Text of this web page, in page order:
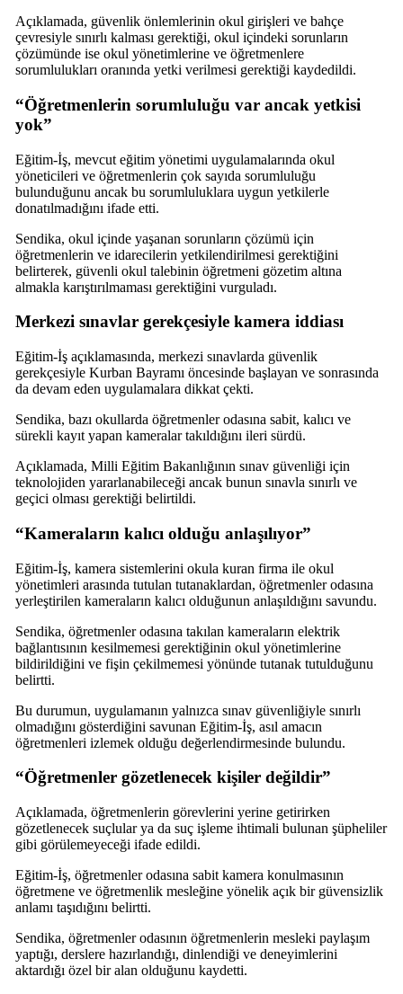
Açıklamada, güvenlik önlemlerinin okul girişleri ve bahçe
çevresiyle sınırlı kalması gerektiği, okul içindeki sorunların
çözümünde ise okul yönetimlerine ve öğretmenlere
sorumlulukları oranında yetki verilmesi gerektiği kaydedildi.
“Öğretmenlerin sorumluluğu var ancak yetkisi
yok”
Eğitim-İş, mevcut eğitim yönetimi uygulamalarında okul
yöneticileri ve öğretmenlerin çok sayıda sorumluluğu
bulunduğunu ancak bu sorumluluklara uygun yetkilerle
donatılmadığını ifade etti.
Sendika, okul içinde yaşanan sorunların çözümü için
öğretmenlerin ve idarecilerin yetkilendirilmesi gerektiğini
belirterek, güvenli okul talebinin öğretmeni gözetim altına
almakla karıştırılmaması gerektiğini vurguladı.
Merkezi sınavlar gerekçesiyle kamera iddiası
Eğitim-İş açıklamasında, merkezi sınavlarda güvenlik
gerekçesiyle Kurban Bayramı öncesinde başlayan ve sonrasında
da devam eden uygulamalara dikkat çekti.
Sendika, bazı okullarda öğretmenler odasına sabit, kalıcı ve
sürekli kayıt yapan kameralar takıldığını ileri sürdü.
Açıklamada, Milli Eğitim Bakanlığının sınav güvenliği için
teknolojiden yararlanabileceği ancak bunun sınavla sınırlı ve
geçici olması gerektiği belirtildi.
“Kameraların kalıcı olduğu anlaşılıyor”
Eğitim-İş, kamera sistemlerini okula kuran firma ile okul
yönetimleri arasında tutulan tutanaklardan, öğretmenler odasına
yerleştirilen kameraların kalıcı olduğunun anlaşıldığını savundu.
Sendika, öğretmenler odasına takılan kameraların elektrik
bağlantısının kesilmemesi gerektiğinin okul yönetimlerine
bildirildiğini ve fişin çekilmemesi yönünde tutanak tutulduğunu
belirtti.
Bu durumun, uygulamanın yalnızca sınav güvenliğiyle sınırlı
olmadığını gösterdiğini savunan Eğitim-İş, asıl amacın
öğretmenleri izlemek olduğu değerlendirmesinde bulundu.
“Öğretmenler gözetlenecek kişiler değildir”
Açıklamada, öğretmenlerin görevlerini yerine getirirken
gözetlenecek suçlular ya da suç işleme ihtimali bulunan şüpheliler
gibi görülemeyeceği ifade edildi.
Eğitim-İş, öğretmenler odasına sabit kamera konulmasının
öğretmene ve öğretmenlik mesleğine yönelik açık bir güvensizlik
anlamı taşıdığını belirtti.
Sendika, öğretmenler odasının öğretmenlerin mesleki paylaşım
yaptığı, derslere hazırlandığı, dinlendiği ve deneyimlerini
aktardığı özel bir alan olduğunu kaydetti.